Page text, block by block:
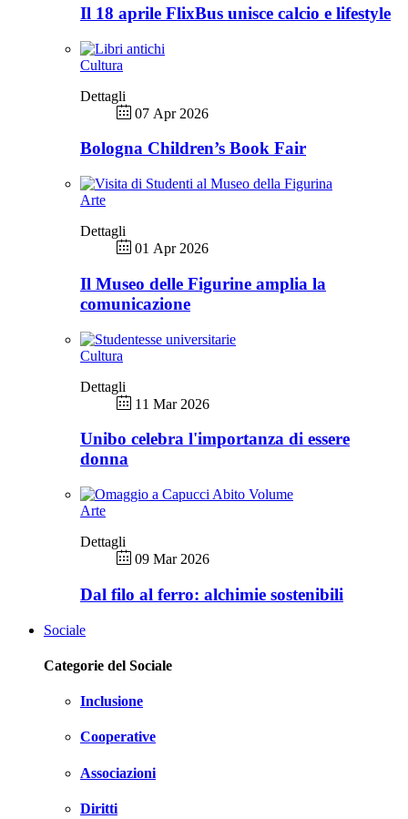
Il 18 aprile FlixBus unisce calcio e lifestyle
Cultura
Dettagli
07 Apr 2026
Bologna Children’s Book Fair
Arte
Dettagli
01 Apr 2026
Il Museo delle Figurine amplia la
comunicazione
Cultura
Dettagli
11 Mar 2026
Unibo celebra l'importanza di essere
donna
Arte
Dettagli
09 Mar 2026
Dal filo al ferro: alchimie sostenibili
Sociale
Categorie del Sociale
Inclusione
Cooperative
Associazioni
Diritti